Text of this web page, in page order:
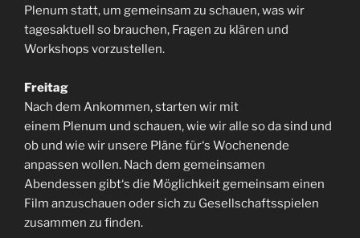
Plenum statt, um gemeinsam zu schauen, was wir
tagesaktuell so brauchen, Fragen zu klären und
Workshops vorzustellen.
Freitag
Nach dem Ankommen, starten wir mit
einem Plenum und schauen, wie wir alle so da sind und
ob und wie wir unsere Pläne für‘s Wochenende
anpassen wollen. Nach dem gemeinsamen
Abendessen gibt‘s die Möglichkeit gemeinsam einen
Film anzuschauen oder sich zu Gesellschaftsspielen
zusammen zu finden.